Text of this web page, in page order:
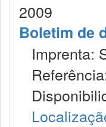
2009
Boletim de
Imprenta: